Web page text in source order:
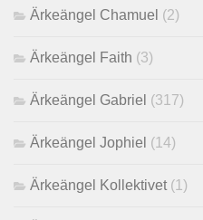
Ärkeängel Chamuel (2)
Ärkeängel Faith (3)
Ärkeängel Gabriel (317)
Ärkeängel Jophiel (14)
Ärkeängel Kollektivet (1)